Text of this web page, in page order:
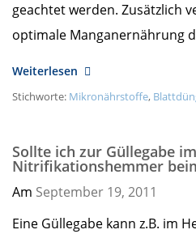
geachtet werden. Zusätzlich
optimale Manganernährung
Weiterlesen
Stichworte: Mikronährstoffe,
Sollte ich zur Güllegabe
Nitrifikationshemmer
Am September 19, 2011
Eine Güllegabe kann z.B. im